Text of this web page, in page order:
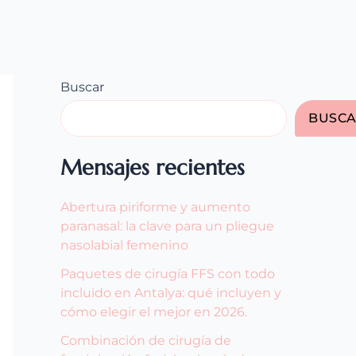
Buscar
Mensajes recientes
Abertura piriforme y aumento
paranasal: la clave para un pliegue
nasolabial femenino
Paquetes de cirugía FFS con todo
incluido en Antalya: qué incluyen y
cómo elegir el mejor en 2026.
Combinación de cirugía de